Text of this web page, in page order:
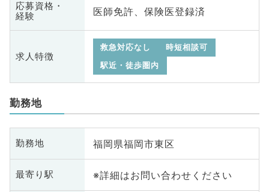
応募資格・
経験
医師免許、保険医登録済
求人特徴
救急対応なし
時短相談可
駅近・徒歩圏内
勤務地
勤務地 福岡県福岡市東区
最寄り駅 ※詳細はお問い合わせください